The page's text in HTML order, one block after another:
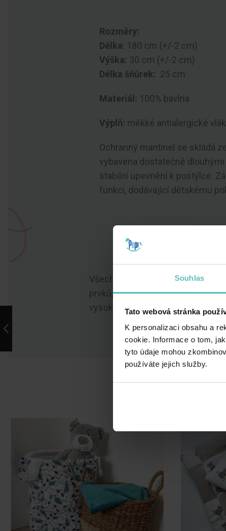
Souhlas
Tato webová stránka
K personalizaci obsahu a
cookie. Informace o tom,
tyto údaje mohou
používáte jejich služby.
Rozměry:
Délka: 180 cm (+/-2 cm)
Výška: 30 cm (+/-2 cm)
Délka šňůrek: 25 cm
Materiál: 100% bavlna
Výplň: měkké antialergické
Ochranný mantinel se skládá
vybavena dostatečně
stabilní upevnění k postýlce.
funkci, dodávající dětskému
Všechny naše výrobky jsou
prvků, což je činí bezpečnými
vysokou kvalitu a šetrnost k